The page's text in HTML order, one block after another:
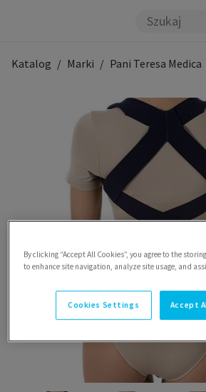
Katalog Marki Pani Teresa Medica
By clicking “Accept All Cookies”, you agree to the
to enhance site navigation, analyze site usage, and
Cookies Settings Accept